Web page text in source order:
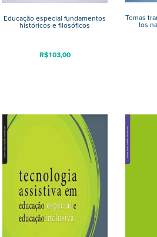
Educação especial fundamentos
históricos e filosóficos
R$103,00
Temas
los